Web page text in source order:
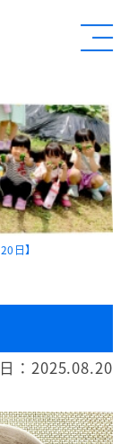
日】
： 2025.08.20